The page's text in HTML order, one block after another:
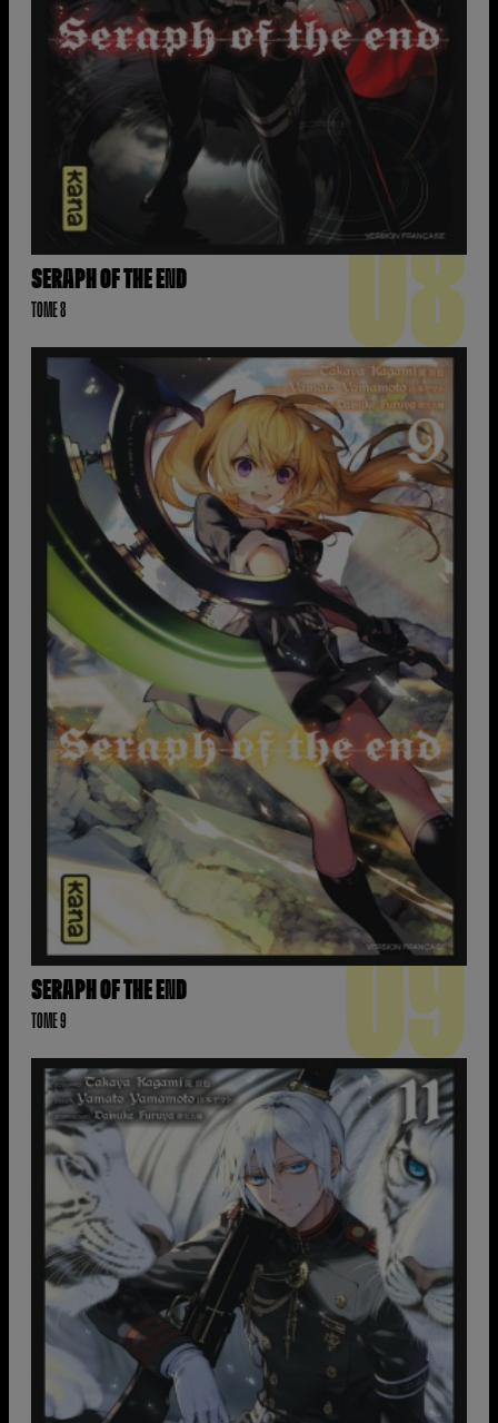
SERAPH OF THE END
TOME 8 08
SERAPH OF THE END
TOME 9 09